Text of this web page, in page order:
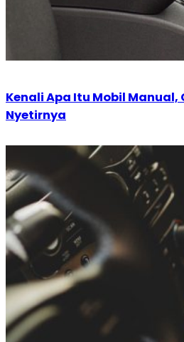
Kenali Apa Itu Mobil
Nyetirnya